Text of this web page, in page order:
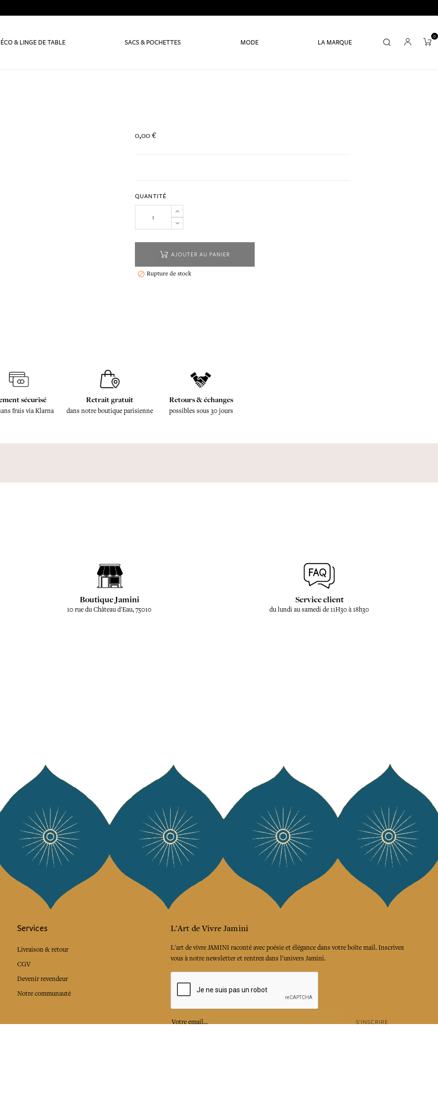
& LINGE DE TABLE SACS & POCHETTES MODE LA MARQUE
0
0,00 €
QUANTITÉ
AJOUTER AU PANIER
 Rupture de stock
sécurisé
frais via Klarna
Retrait gratuit
dans notre boutique parisienne
Retours & échanges
possibles sous 30 jours
Boutique Jamini
10 rue du Château d'Eau, 75010
Service client
du lundi au samedi de 11H30 à 18h30
Services
Livraison & retour
CGV
Devenir revendeur
Notre communauté
L'Art de Vivre Jamini
L'art de vivre JAMINI raconté avec poésie et élégance dans votre boîte mail. Inscrivez
vous à notre newsletter et rentrez dans l'univers Jamini.
S'INSCRIRE